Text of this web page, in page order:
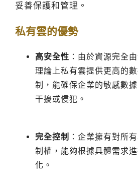
妥善保護和管理。
私有雲的優勢
高安全性 ：由於資源完全
理論上私有雲提供更高的
制，能確保企業的敏感數
干擾或侵犯。
完全控制 ：企業擁有對所
制權，能夠根據具體需求
化。